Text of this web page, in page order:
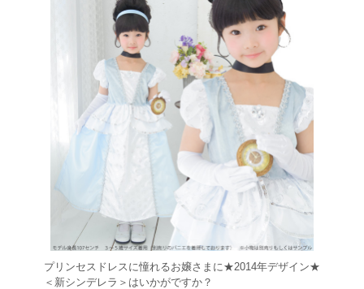
プリンセスドレスに憧れるお嬢さまに★2014年デザイン★
＜新シンデレラ＞はいかがですか？